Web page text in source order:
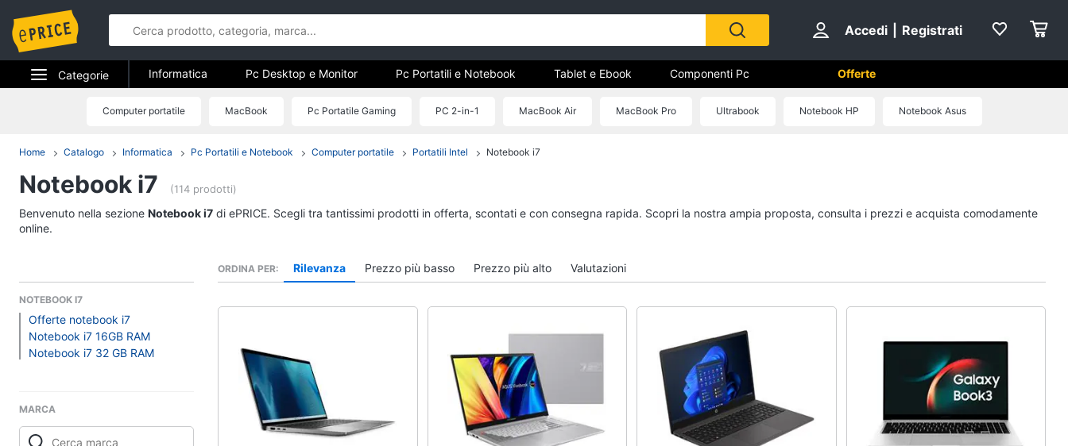
Accedi Registrati
Categorie
Elettrodomestici
Telefonia
Tv e Home Cinema
Videogiochi
Audio e musica
Clima
Brico e Giardinaggio
Informatica
Pc Desktop e Monitor
Vedi tutti
Pc Portatili e Notebook
Vedi tutti Vedi tutti Vedi tutti
Stampanti
Stampanti 3D
Scanner
Stampanti laser
Hard Disk e Storage
Hard disk
Hard disk esterno
Networking e Wireless
Ripetitore wifi
Router
Telecamere videosorveglianza
Termostato wifi
Videocitofono
Informatica Pc Desktop e Monitor Pc Portatili e Notebook Tablet e Ebook Componenti Pc Offerte
Computer portatile MacBook Pc Portatile Gaming PC 2-in-1 MacBook Air MacBook Pro Ultrabook Notebook HP Notebook Asus
Home Catalogo Informatica Pc Portatili e Notebook Computer portatile Portatili Intel Notebook i7
Notebook i7 (114 prodotti)
Benvenuto nella sezione Notebook i7 di ePRICE. Scegli tra tantissimi prodotti in offerta, scontati e con consegna rapida. Scopri la nostra ampia proposta, consulta i prezzi e acquista comodamente
online.
NOTEBOOK I7
Offerte notebook i7
Notebook i7 16GB RAM
Notebook i7 32 GB RAM
MARCA
ORDINA PER Rilevanza Prezzo più basso Prezzo più alto Valutazioni